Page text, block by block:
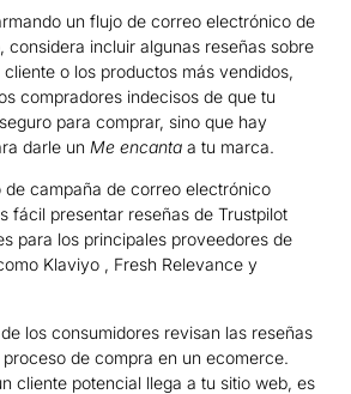
un flujo de correo electrónico de
considera incluir algunas reseñas sobre
o los productos más vendidos,
compradores indecisos de que tu
para comprar, sino que hay
darle un Me encanta a tu marca.
de campaña de correo electrónico
fácil presentar reseñas de Trustpilot
para los principales proveedores de
Klaviyo , Fresh Relevance y
los consumidores revisan las reseñas
de compra en un ecomerce.
cliente potencial llega a tu sitio web, es